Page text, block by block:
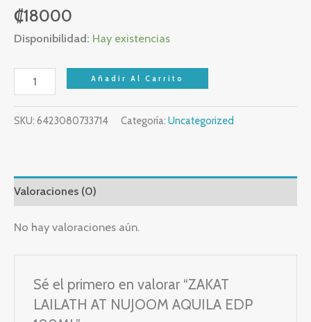
₡18000
Disponibilidad: Hay existencias
Añadir Al Carrito
SKU: 6423080733714 Categoría: Uncategorized
Valoraciones (0)
No hay valoraciones aún.
Sé el primero en valorar “ZAKAT
LAILATH AT NUJOOM AQUILA EDP